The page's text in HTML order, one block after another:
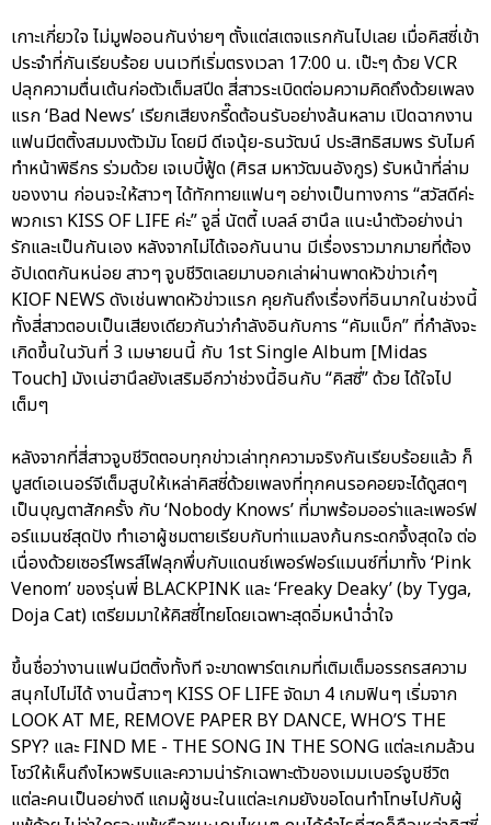
เกาะเกี่ยวใจ ไม่มูฟออนกันง่ายๆ ตั้งแต่สเตจแรกกันไปเลย เมื่อคิสซี่เข้า
ประจำที่กันเรียบร้อย บนเวทีเริ่มตรงเวลา 17:00 น. เป๊ะๆ ด้วย VCR
ปลุกความตื่นเต้นก่อตัวเต็มสปีด สี่สาวระเบิดต่อมความคิดถึงด้วยเพลง
แรก ‘Bad News’ เรียกเสียงกรี๊ดต้อนรับอย่างล้นหลาม เปิดฉากงาน
แฟนมีตติ้งสมมงตัวมัม โดยมี ดีเจนุ้ย-ธนวัฒน์ ประสิทธิสมพร รับไมค์
ทำหน้าพิธีกร ร่วมด้วย เจเบบี้ฟู้ด (ศิรส มหาวัฒนอังกูร) รับหน้าที่ล่าม
ของงาน ก่อนจะให้สาวๆ ได้ทักทายแฟนๆ อย่างเป็นทางการ “สวัสดีค่ะ
พวกเรา KISS OF LIFE ค่ะ” จูลี่ นัตตี้ เบลล์ ฮานึล แนะนำตัวอย่างน่า
รักและเป็นกันเอง หลังจากไม่ได้เจอกันนาน มีเรื่องราวมากมายที่ต้อง
อัปเดตกันหน่อย สาวๆ จูบชีวิตเลยมาบอกเล่าผ่านพาดหัวข่าวเก๋ๆ
KIOF NEWS ดังเช่นพาดหัวข่าวแรก คุยกันถึงเรื่องที่อินมากในช่วงนี้
ทั้งสี่สาวตอบเป็นเสียงเดียวกันว่ากำลังอินกับการ “คัมแบ็ก” ที่กำลังจะ
เกิดขึ้นในวันที่ 3 เมษายนนี้ กับ 1st Single Album [Midas
Touch] มังเน่ฮานึลยังเสริมอีกว่าช่วงนี้อินกับ “คิสซี่” ด้วย ได้ใจไป
เต็มๆ
หลังจากที่สี่สาวจูบชีวิตตอบทุกข่าวเล่าทุกความจริงกันเรียบร้อยแล้ว ก็
บูสต์เอเนอร์จีเต็มสูบให้เหล่าคิสซี่ด้วยเพลงที่ทุกคนรอคอยจะได้ดูสดๆ
เป็นบุญตาสักครั้ง กับ ‘Nobody Knows’ ที่มาพร้อมออร่าและเพอร์ฟ
อร์แมนซ์สุดปัง ทำเอาผู้ชมตายเรียบกับท่าแมลงก้นกระดกจึ้งสุดใจ ต่อ
เนื่องด้วยเซอร์ไพรส์ไฟลุกพึ่บกับแดนซ์เพอร์ฟอร์แมนซ์ที่มาทั้ง ‘Pink
Venom’ ของรุ่นพี่ BLACKPINK และ ‘Freaky Deaky’ (by Tyga,
Doja Cat) เตรียมมาให้คิสซี่ไทยโดยเฉพาะสุดอิ่มหนำฉ่ำใจ
ขึ้นชื่อว่างานแฟนมีตติ้งทั้งที จะขาดพาร์ตเกมที่เติมเต็มอรรถรสความ
สนุกไปไม่ได้ งานนี้สาวๆ KISS OF LIFE จัดมา 4 เกมฟินๆ เริ่มจาก
LOOK AT ME, REMOVE PAPER BY DANCE, WHO’S THE
SPY? และ FIND ME - THE SONG IN THE SONG แต่ละเกมล้วน
โชว์ให้เห็นถึงไหวพริบและความน่ารักเฉพาะตัวของเมมเบอร์จูบชีวิต
แต่ละคนเป็นอย่างดี แถมผู้ชนะในแต่ละเกมยังขอโดนทำโทษไปกับผู้